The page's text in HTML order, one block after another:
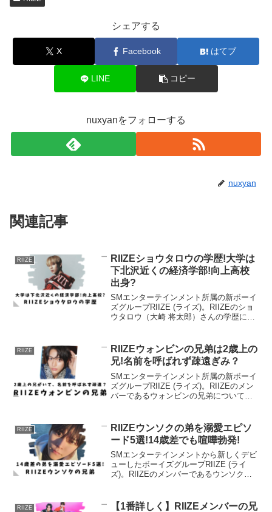
シェアする
X Facebook はてブ
LINE コピー
nuxyanをフォローする
nuxyan
関連記事
RIIZE
RIIZEショウタロウの学歴!大学は
下北沢近くの経済学部!向上高校
出身?
SMエンターテインメント所属の新ボーイ
ズグループRIIZE (ライズ)。RIIZEのショ
ウタロウ（大崎 将太郎）さんの学歴につ
通っていた高校についても分かりまし
た！RI...
RIIZE
RIIZEウォンビンの兄弟は2歳上の
兄!名前を呼ばれず疎遠ぎみ？
SMエンターテインメント所属の新ボーイ
ズグループRIIZE (ライズ)。RIIZEのメン
バーであるウォンビンの兄弟についてま
ォンビンの家族構成RIIZE公式Xより...
RIIZE
RIIZEウンソクの弟を溺愛エピソ
ード5選!14歳差でも喧嘩勃発!
SMエンターテインメントから新しくデビ
ューしたボーイズグループRIIZE (ライ
ズ)。RIIZEのメンバーであるウンソクの
た、RIIZEウンソクの家族構成@riize O...
RIIZE
【1番詳しく】RIIZEメンバーの兄